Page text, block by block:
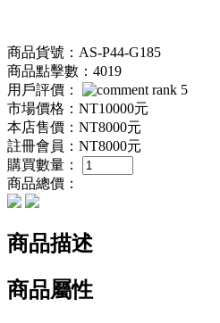
商品貨號：AS-P44-G185
商品點擊數：4019
用戶評價：
市場價格： NT10000元
本店售價： NT8000元
註冊會員： NT8000元
購買數量：
商品總價：
商品描述
商品屬性